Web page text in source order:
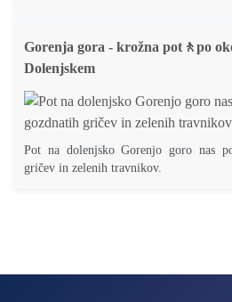
Gorenja gora - krožna pot🚶po
Dolenjskem
Pot na dolenjsko Gorenjo goro nas
gričev in zelenih travnikov.